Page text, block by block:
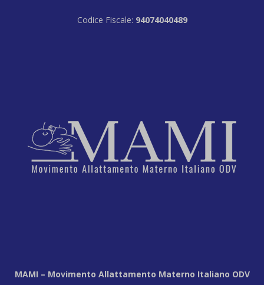
Codice Fiscale: 94074040489
MAMI – Movimento Allattamento Materno Italiano ODV